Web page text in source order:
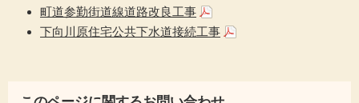
町道参勤街道線道路改良工事
下向川原住宅公共下水道接続工事